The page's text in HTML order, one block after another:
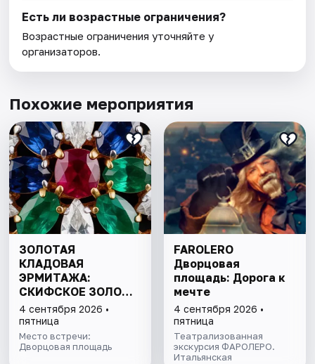
Есть ли возрастные ограничения?
Возрастные ограничения уточняйте у
организаторов.
Похожие мероприятия
ЗОЛОТАЯ
КЛАДОВАЯ
ЭРМИТАЖА:
СКИФСКОЕ ЗОЛОТО
И СОКРОВИЩА
ИМПЕРАТОРСКОЙ
КОЛЛЕКЦИИ
4 сентября 2026 •
пятница
Место встречи:
Дворцовая площадь
FAROLERO
Дворцовая
площадь: Дорога к
мечте
4 сентября 2026 •
пятница
Театрализованная
экскурсия ФАРОЛЕРО.
Итальянская